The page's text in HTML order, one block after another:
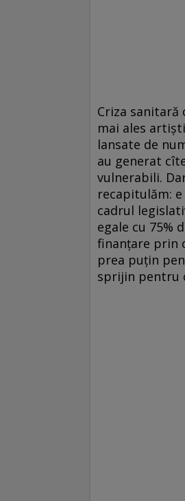
Criza
mai ales
lansate de
au generat
vulnerabili.
recapitulăm:
cadrul
egale cu 75%
finanțare prin
prea puțin
sprijin pentru